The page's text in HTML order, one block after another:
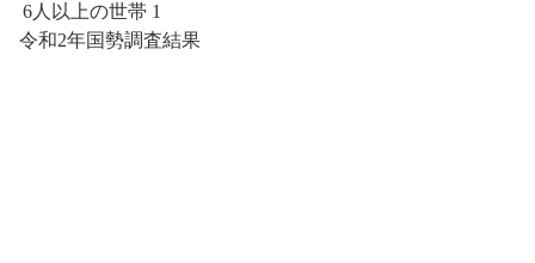
6人以上の世帯 1
令和2年国勢調査結果